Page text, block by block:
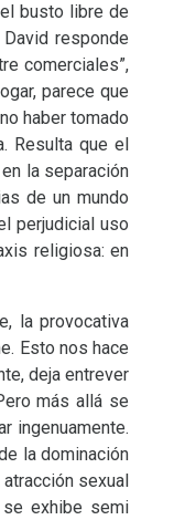
busto libre de
responde
comerciales”,
parece que
haber tomado
Resulta que el
la separación
de un mundo
perjudicial uso
religiosa: en
la provocativa
Esto nos hace
deja entrever
más allá se
ingenuamente.
la dominación
sexual
exhibe semi